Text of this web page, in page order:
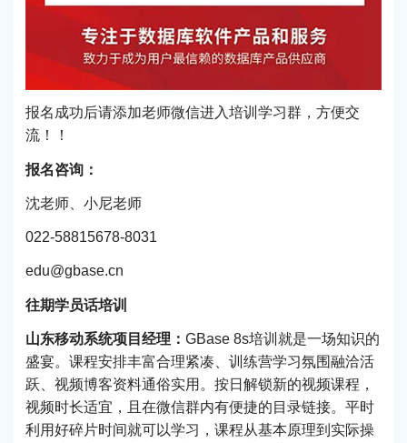
报名成功后请添加老师微信进入培训学习群，方便交
流！！
报名咨询：
沈老师、小尼老师
022-58815678-8031
edu@gbase.cn
往期学员话培训
山东移动系统项目经理： GBase 8s培训就是一场知识的
盛宴。课程安排丰富合理紧凑、训练营学习氛围融洽活
跃、视频博客资料通俗实用。按日解锁新的视频课程，
视频时长适宜，且在微信群内有便捷的目录链接。平时
利用好碎片时间就可以学习，课程从基本原理到实际操